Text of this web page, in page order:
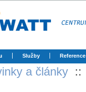
Služby Reference
a články ::